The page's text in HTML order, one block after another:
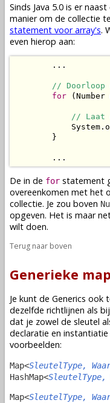
Sinds Java 5.0 is er
manier om de collectie
statement voor array's.
even hierop aan:
        ...
// Doorloop
for (Number
// Laat
        }
        ...
De in de for statement
overeenkomen met het
collectie. Je zou boven
opgeven. Het is maar
wilt doen.
Terug naar boven
Generieke
Je kunt de Generics
dezelfde richtlijnen als
dat je zowel de sleutel
declaratie en
voorbeelden:
Map<SleutelType,
HashMap<SleutelType,
Map<SleutelType,